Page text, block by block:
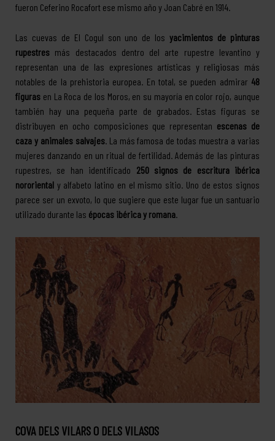
fueron Ceferino Rocafort ese mismo año y Joan Cabré en 1914.
Las cuevas de El Cogul son uno de losyacimientos de pinturas
rupestres más destacados dentro del arte rupestre levantino y
representan una de las expresiones artísticas y religiosas más
notables de la prehistoria europea. En total, se pueden admirar 48
figuras en La Roca de los Moros, en su mayoría en color rojo, aunque
también hay una pequeña parte de grabados. Estas figuras se
distribuyen en ocho composiciones que representan escenas de
caza y animales salvajes. La más famosa de todas muestra a varias
mujeres danzando en un ritual de fertilidad. Además de las pinturas
rupestres, se han identificado 250 signos de escritura ibérica
nororiental y alfabeto latino en el mismo sitio. Uno de estos signos
parece ser un exvoto, lo que sugiere que este lugar fue un santuario
utilizado durante las épocas ibérica y romana
COVA DELS VILARS O DELS VILASOS